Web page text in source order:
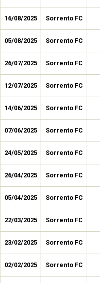
16/08/2025 Sorrento FC
05/08/2025 Sorrento FC
26/07/2025 Sorrento FC
12/07/2025 Sorrento FC
14/06/2025 Sorrento FC
07/06/2025 Sorrento FC
24/05/2025 Sorrento FC
26/04/2025 Sorrento FC
05/04/2025 Sorrento FC
22/03/2025 Sorrento FC
23/02/2025 Sorrento FC
02/02/2025 Sorrento FC